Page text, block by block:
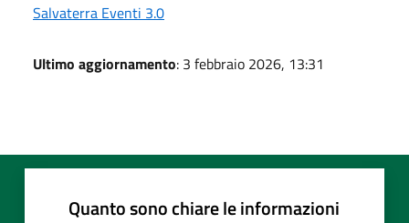
Salvaterra Eventi 3.0
Ultimo aggiornamento: 3 febbraio 2026, 13:31
Quanto sono chiare le informazioni